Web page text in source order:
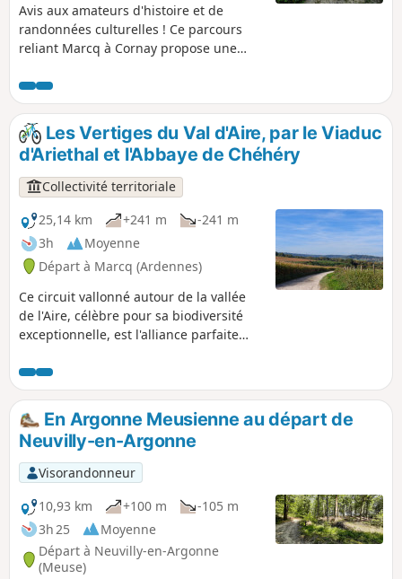
Avis aux amateurs d'histoire et de
randonnées culturelles ! Ce parcours
reliant Marcq à Cornay propose une
architectural de la région. Tout en
profitant de la sérénité des sous-bois,
les marcheurs auront le privilège
d'admirer trois châteaux remarquables,
le point de vue de la Croix du Bayle,
ainsi que l'élégance de ces deux villages
argonnais.
Les Vertiges du Val d'Aire, par le Viaduc
d'Ariethal et l'Abbaye de Chéhéry
Collectivité territoriale
25,14 km
+241 m
-241 m
3h
Moyenne
Départ à Marcq (Ardennes)
Ce circuit vallonné autour de la vallée
de l'Aire, célèbre pour sa biodiversité
exceptionnelle, est l'alliance parfaite
votre VTT pour affronter la variante des
Vertiges du Val d’Aire. Ce circuit musclé
vous fera vibrer au rythme de ses
passages en forêt et de ses panoramas
sur la campagne bucolique argonnaise,
tout en jalonnant votre route du charme
authentique de nos villages ruraux et
de haltes prestigieuses comme le
Viaduc d'Ariethal ou l'Abbaye de
Chéhéry.
En Argonne Meusienne au départ de
Neuvilly-en-Argonne
Visorandonneur
10,93 km
+100 m
-105 m
3h 25
Moyenne
Départ à Neuvilly-en-Argonne
(Meuse)